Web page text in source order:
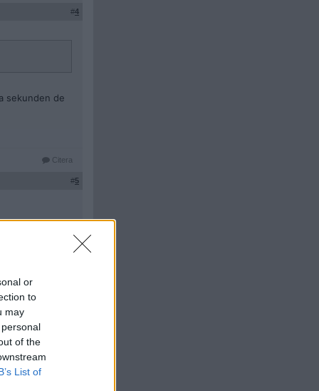
or
to
may
of the
List of
#4
sekunden de
Citera
#5